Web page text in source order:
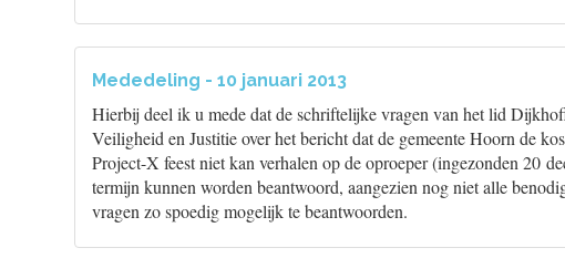
Mededeling - 10 januari 2013
Hierbij deel ik u mede dat de schriftelijke vragen van het lid
Veiligheid en Justitie over het bericht dat de gemeente Hoorn de
Project-X feest niet kan verhalen op de oproeper (ingezonden 20
termijn kunnen worden beantwoord, aangezien nog niet alle
vragen zo spoedig mogelijk te beantwoorden.